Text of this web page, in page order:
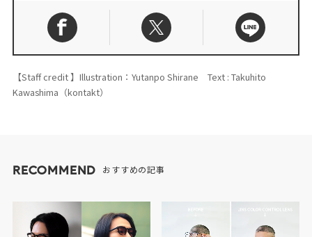
【Staff credit 】Illustration：Yutanpo Shirane Text : Takuhito
Kawashima（kontakt）
RECOMMEND おすすめの記事